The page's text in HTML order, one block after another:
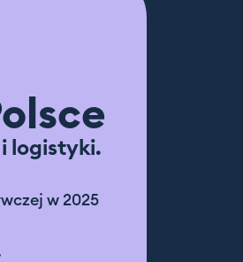
logistyki.
w 2025